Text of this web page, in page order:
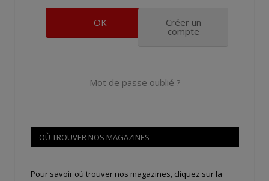
Créer un
compte
Mot de passe oublié ?
OÙ TROUVER NOS MAGAZINES
Pour savoir où trouver nos magazines, cliquez sur la